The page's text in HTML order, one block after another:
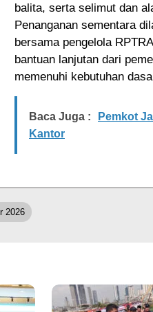
balita, serta selimut dan
Penanganan sementara
bersama pengelola
bantuan lanjutan dari
memenuhi kebutuhan
Baca Juga :
Pemkot
Kantor
2026